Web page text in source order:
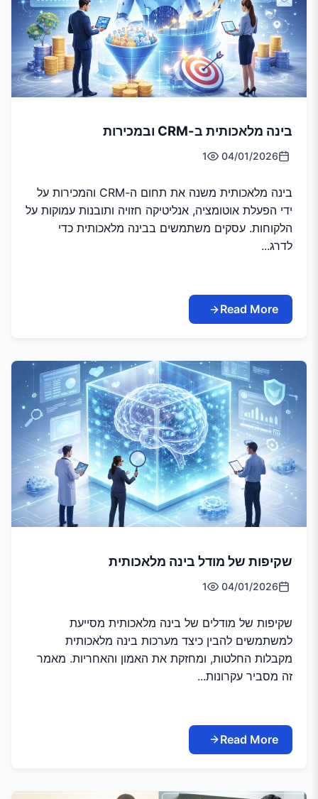
בינה מלאכותית ב-CRM ובמכירות
04/01/2026
1
בינה מלאכותית משנה את תחום ה-CRM והמכירות על
ידי הפעלת אוטומציה, אנליטיקה חזויה ותובנות עמוקות על
הלקוחות. עסקים משתמשים בבינה מלאכותית כדי
לדרג...
Read More
שקיפות של מודל בינה מלאכותית
04/01/2026
1
שקיפות של מודלים של בינה מלאכותית מסייעת
למשתמשים להבין כיצד מערכות בינה מלאכותית
מקבלות החלטות, ומחזקת את האמון והאחריות. מאמר
זה מסביר עקרונות...
Read More